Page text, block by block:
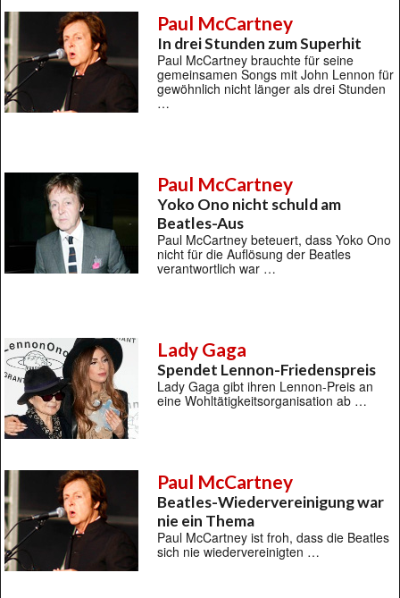
Paul McCartney
In drei Stunden zum Superhit
Paul McCartney brauchte für seine
gemeinsamen Songs mit John Lennon für
gewöhnlich nicht länger als drei Stunden
…
Paul McCartney
Yoko Ono nicht schuld am
Beatles-Aus
Paul McCartney beteuert, dass Yoko Ono
nicht für die Auflösung der Beatles
verantwortlich war …
Lady Gaga
Spendet Lennon-Friedenspreis
Lady Gaga gibt ihren Lennon-Preis an
eine Wohltätigkeitsorganisation ab …
Paul McCartney
Beatles-Wiedervereinigung war
nie ein Thema
Paul McCartney ist froh, dass die Beatles
sich nie wiedervereinigten …